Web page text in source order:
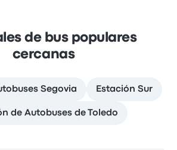
de bus populares
cercanas
Segovia Estación Sur
de Autobuses de Toledo